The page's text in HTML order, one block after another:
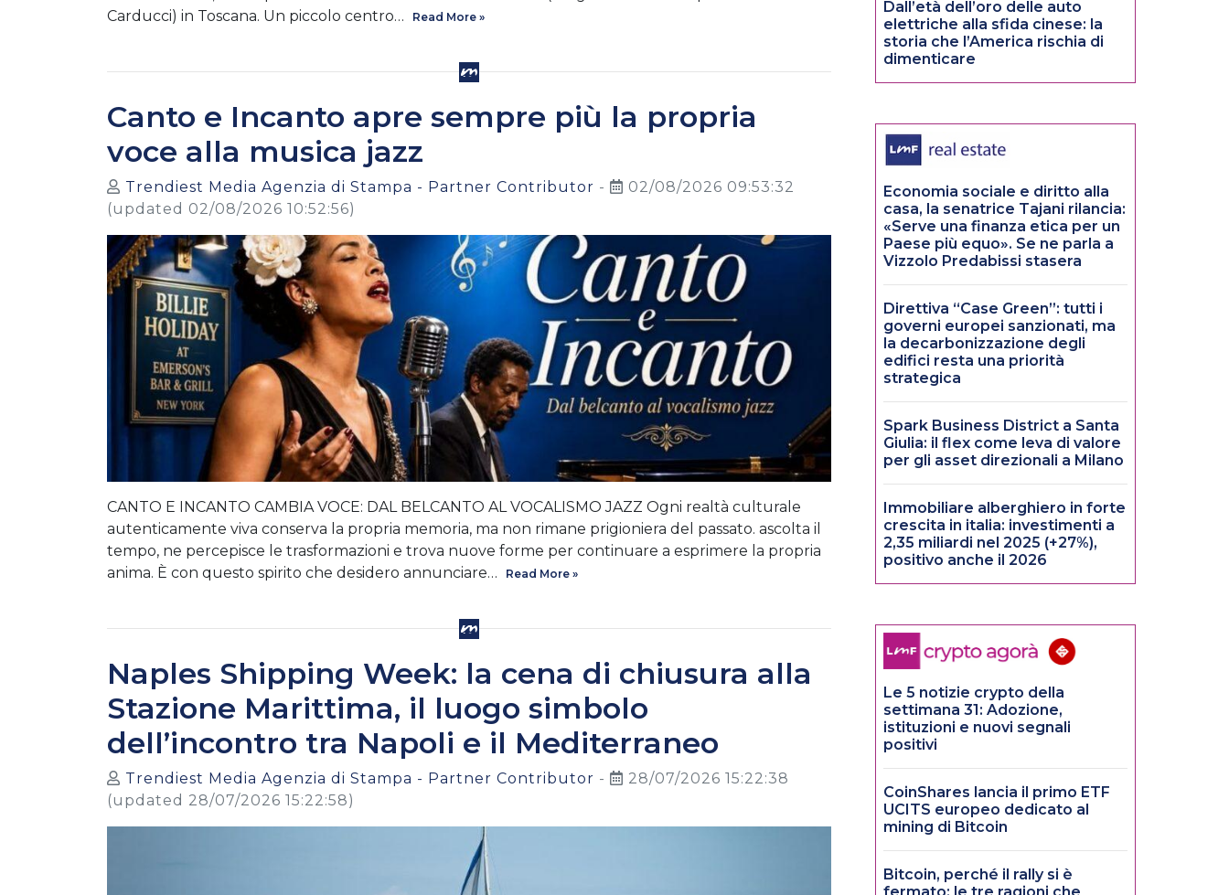
Carducci) in Toscana. Un piccolo centro…
Read More »
Canto e Incanto apre sempre più la propria
voce alla musica jazz
Trendiest Media Agenzia di Stampa - Partner Contributor -
02/08/2026 09:53:32
(updated 02/08/2026 10:52:56)
CANTO E INCANTO CAMBIA VOCE: DAL BELCANTO AL VOCALISMO JAZZ Ogni realtà culturale
autenticamente viva conserva la propria memoria, ma non rimane prigioniera del passato. ascolta il
tempo, ne percepisce le trasformazioni e trova nuove forme per continuare a esprimere la propria
anima. È con questo spirito che desidero annunciare…
Read More »
Naples Shipping Week: la cena di chiusura alla
Stazione Marittima, il luogo simbolo
dell’incontro tra Napoli e il Mediterraneo
Trendiest Media Agenzia di Stampa - Partner Contributor -
28/07/2026 15:22:38
(updated 28/07/2026 15:22:58)
Dall’età dell’oro delle auto
elettriche alla sfida cinese: la
storia che l’America rischia di
dimenticare
Economia sociale e diritto alla
casa, la senatrice Tajani rilancia:
«Serve una finanza etica per un
Paese più equo». Se ne parla a
Vizzolo Predabissi stasera
Direttiva “Case Green”: tutti i
governi europei sanzionati, ma
la decarbonizzazione degli
edifici resta una priorità
strategica
Spark Business District a Santa
Giulia: il flex come leva di valore
per gli asset direzionali a Milano
Immobiliare alberghiero in forte
crescita in italia: investimenti a
2,35 miliardi nel 2025 (+27%),
positivo anche il 2026
Le 5 notizie crypto della
settimana 31: Adozione,
istituzioni e nuovi segnali
positivi
CoinShares lancia il primo ETF
UCITS europeo dedicato al
mining di Bitcoin
Bitcoin, perché il rally si è